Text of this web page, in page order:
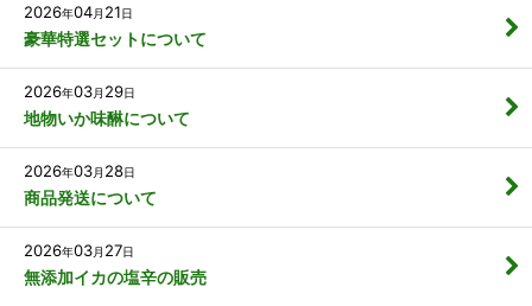
2026年04月 21日
豪華特選セットについて
2026年03月 29日
地物いか味醂について
2026年03月 28日
商品発送について
2026年03月 27日
無添加イカの塩辛の販売